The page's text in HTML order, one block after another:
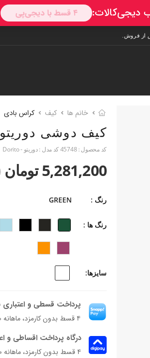
خانم ها کیف کراس بادی
کیف دوشی
کد محصول : 45748کد مدل :دوریتو - Dorito
5,281,200 تومان
رنگ : GREEN
رنگ ها :
سایزها:
پرداخت قسطی و اعتباری
۴ قسط بدون کارمزد، ماهانه ۱٬۳۲۰٬۳۰۰ تومان
درگاه پرداخت اقساطی و
۴ قسط بدون کارمزد، ماهانه 1,320,300 تومان